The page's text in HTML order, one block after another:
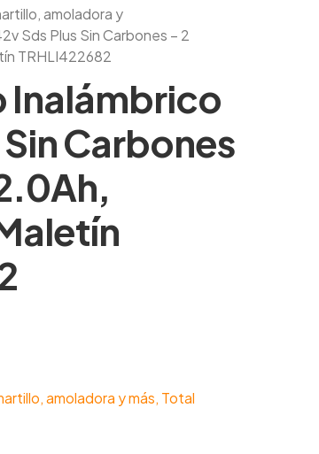
amoladora y
Sds Plus Sin Carbones – 2
TRHLI422682
Inalámbrico
Carbones
amoladora y más, Total